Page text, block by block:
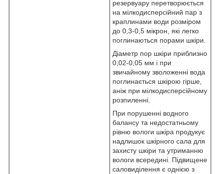
резервуару перетворюється
на мілкодисперсійний пар з
краплинами води розміром
до 0,3-0,5 мікрон, які легко
поглинаються порами шкіри.
Діаметр пор шкіри приблизно
0,02-0,05 мм і при
звичайному зволоженні вода
поглинається шкірою гірше,
аніж при мілкодисперсійному
розпиленні.
При порушенні водного
балансу та недостатньому
рівню вологи шкіра продукує
надлишок шкірного сала для
захисту шкіри та утриманню
вологи всередині. Підвищене
саловиділення є однією з